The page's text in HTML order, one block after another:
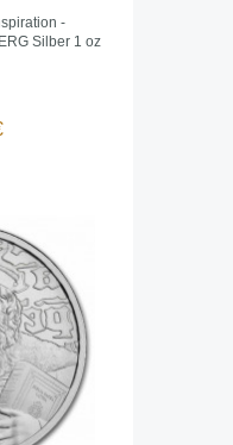
-
Silber 1 oz